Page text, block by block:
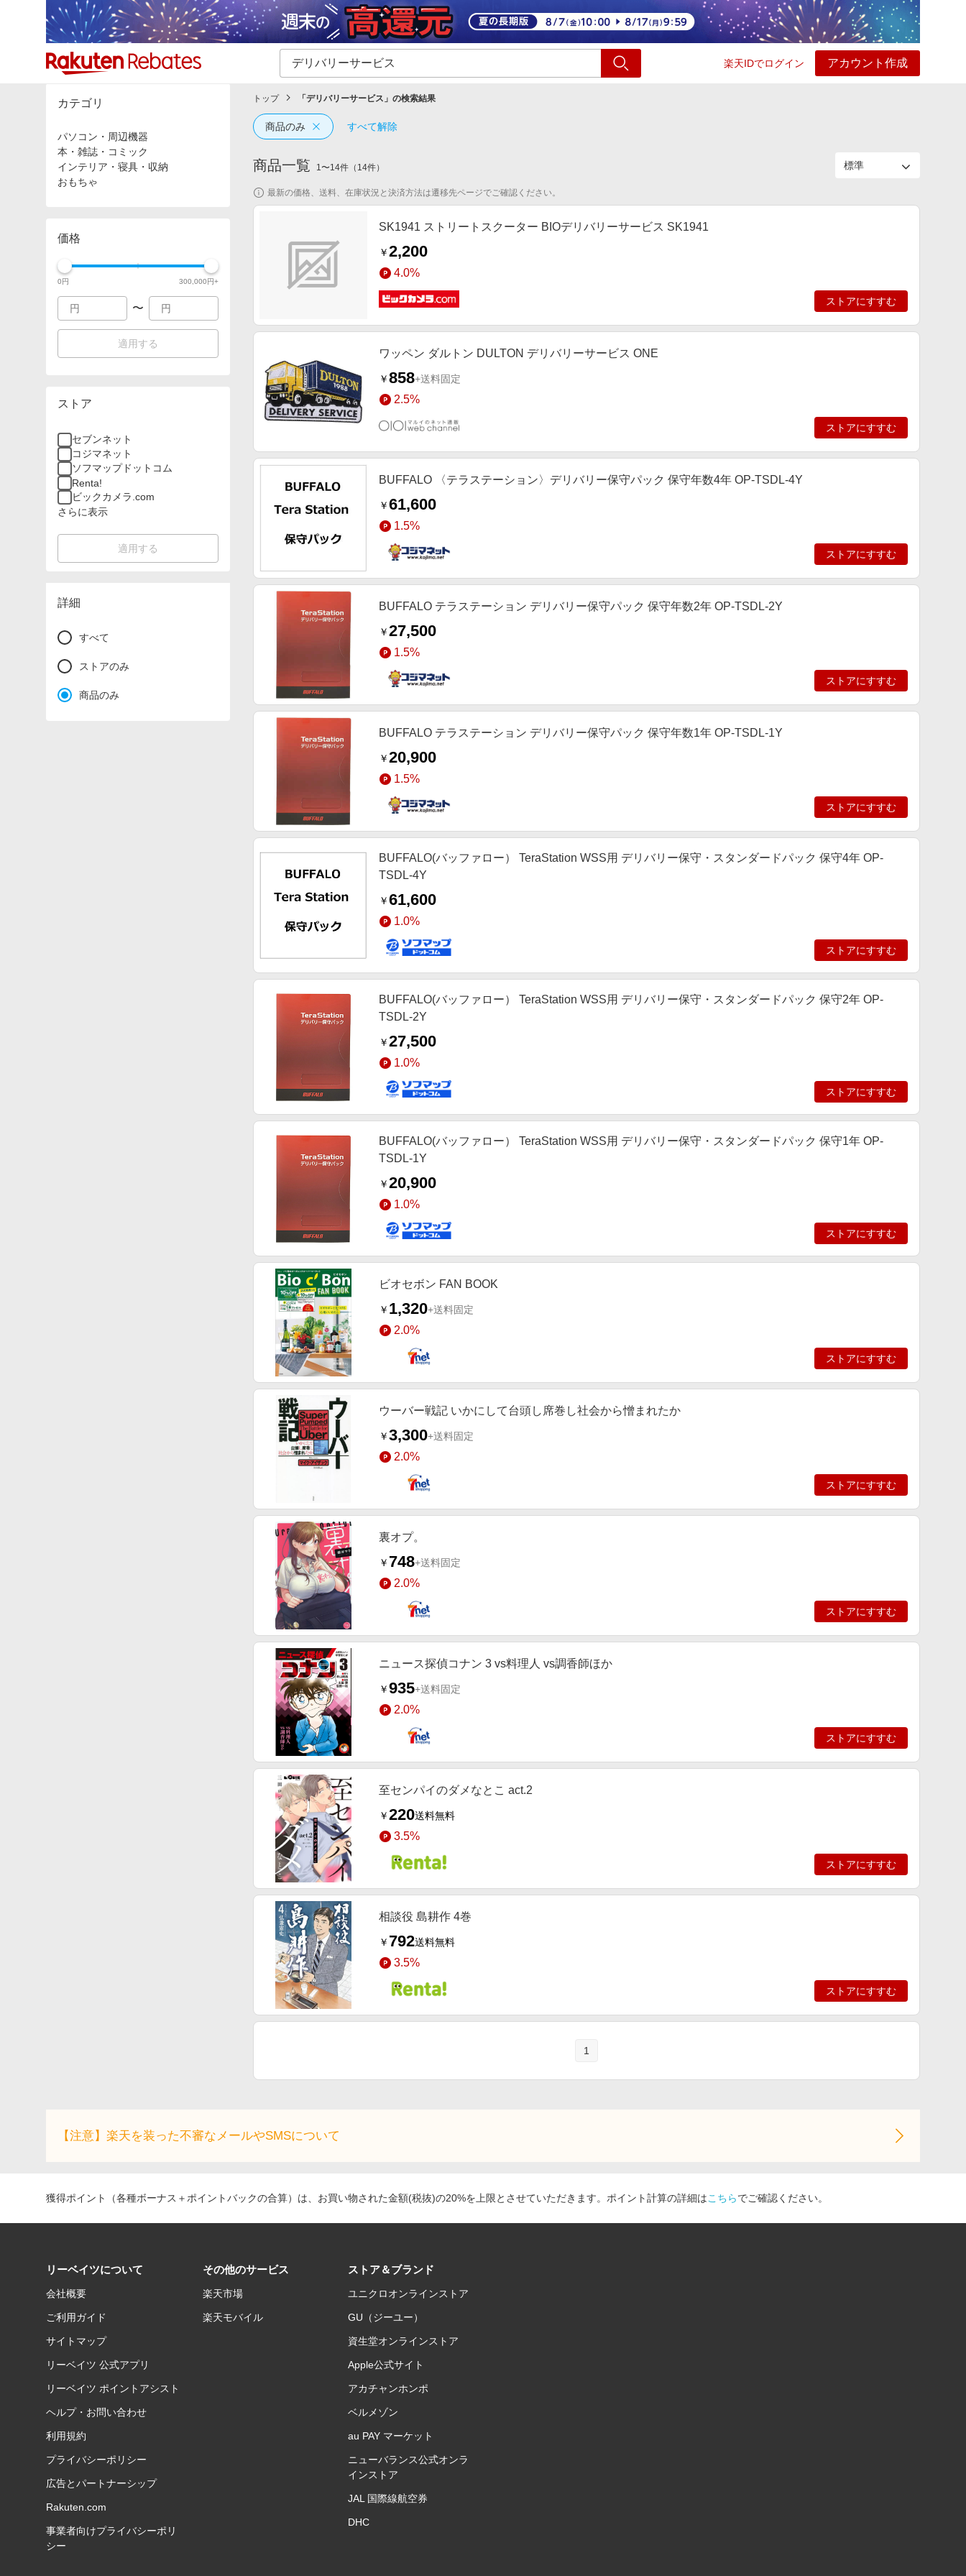
楽天IDでログイン アカウント作成
カテゴリー一覧 イベント一覧 ショッピング
カテゴリ
パソコン・周辺機器
本・雑誌・コミック
インテリア・寝具・収納
おもちゃ
価格
0円 300,000円+
〜
適用する
ストア
セブンネット
コジマネット
ソフマップドットコム
Renta!
ビックカメラ.com
さらに表示
適用する
詳細
すべて
ストアのみ
商品のみ
トップ 「 デリバリーサービス 」の検索結果
商品のみ すべて解除
商品一覧 1〜14件 （ 14件）
最新の価格、送料、在庫状況と決済方法は遷移先ページでご確認ください。
SK1941 ストリートスクーター BIOデリバリーサービス SK1941
￥2,200
4.0%
ストアにすすむ
ワッペン ダルトン DULTON デリバリーサービス ONE
￥858+送料固定
2.5%
ストアにすすむ
BUFFALO 〈テラステーション〉デリバリー保守パック 保守年数4年 OP-TSDL-4Y
￥61,600
1.5%
ストアにすすむ
BUFFALO テラステーション デリバリー保守パック 保守年数2年 OP-TSDL-2Y
￥27,500
1.5%
ストアにすすむ
BUFFALO テラステーション デリバリー保守パック 保守年数1年 OP-TSDL-1Y
￥20,900
1.5%
ストアにすすむ
BUFFALO(バッファロー） TeraStation WSS用 デリバリー保守・スタンダードパック 保守4年 OP-
TSDL-4Y
￥61,600
1.0%
ストアにすすむ
BUFFALO(バッファロー） TeraStation WSS用 デリバリー保守・スタンダードパック 保守2年 OP-
TSDL-2Y
￥27,500
1.0%
ストアにすすむ
BUFFALO(バッファロー） TeraStation WSS用 デリバリー保守・スタンダードパック 保守1年 OP-
TSDL-1Y
￥20,900
1.0%
ストアにすすむ
ビオセボン FAN BOOK
￥ 1,320+送料固定
2.0%
ストアにすすむ
ウーバー戦記 いかにして台頭し席巻し社会から憎まれたか
￥3,300+送料固定
2.0%
ストアにすすむ
裏オプ。
￥ 748+送料固定
2.0%
ストアにすすむ
ニュース探偵コナン 3 vs料理人 vs調香師ほか
￥935+送料固定
2.0%
ストアにすすむ
至センパイのダメなとこ act.2
￥220送料無料
3.5%
ストアにすすむ
相談役 島耕作 4巻
￥ 792送料無料
3.5%
ストアにすすむ
1
【注意】楽天を装った不審なメールやSMSについて
獲得ポイント（各種ボーナス＋ポイントバックの合算）は、お買い物された金額(税抜)の20%を上限とさせていただきます。ポイント計算の詳細はこちらでご確認ください。
リーベイツについて
会社概要
ご利用ガイド
サイトマップ
リーベイツ 公式アプリ
リーベイツ ポイントアシスト
ヘルプ・お問い合わせ
利用規約
プライバシーポリシー
広告とパートナーシップ
Rakuten.com
事業者向けプライバシーポリ
シー
その他のサービス
楽天市場
楽天モバイル
ストア＆ブランド
ユニクロオンラインストア
GU（ジーユー）
資生堂オンラインストア
Apple公式サイト
アカチャンホンポ
ベルメゾン
au PAY マーケット
ニューバランス公式オンラ
インストア
JAL 国際線航空券
DHC